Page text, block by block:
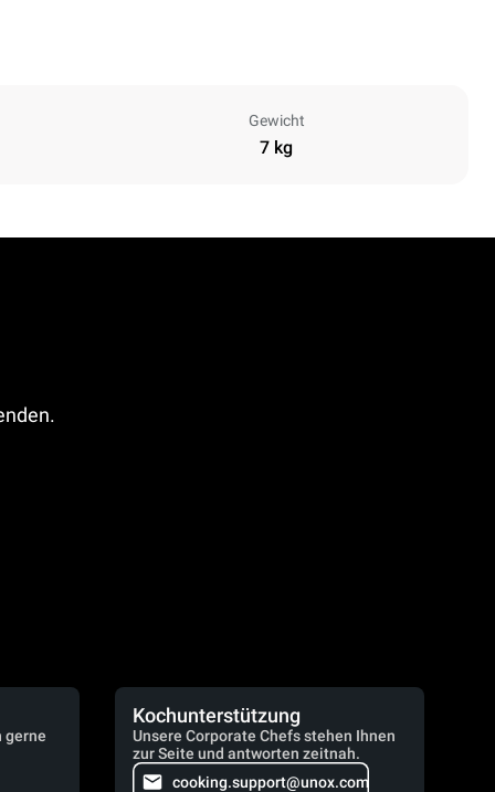
Gewicht
7 kg
gerne
Kochunterstützung
Unsere Corporate Chefs stehen Ihnen
zur Seite und antworten zeitnah.
cooking.support@unox.com